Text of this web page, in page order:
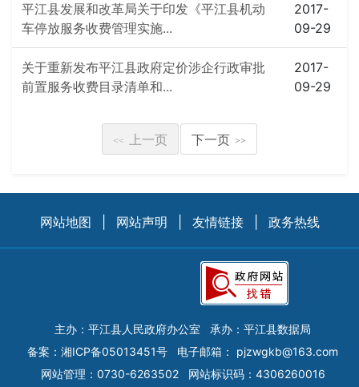
平江县发展和改革局关于印发《平江县机动
车停放服务收费管理实施...
2017-
09-29
关于重新发布平江县政府定价涉企行政审批
前置服务收费目录清单和...
2017-
09-29
<< 上一页 下一页 >>
网站地图 网站声明 友情链接 政务热线
主办：平江县人民政府办公室
承办：平江县数据局
备案： 湘ICP备05013451号 电子邮箱： pjzwgkb@163.com
网站管理：0730-6263502
网站标识码：4306260016